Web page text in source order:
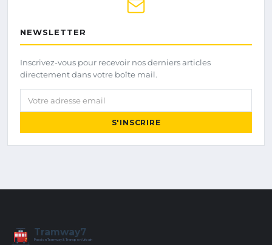
NEWSLETTER
Inscrivez-vous pour recevoir nos derniers articles
directement dans votre boîte mail.
Votre adresse email
S'INSCRIRE
7
Tramway7
Passion Tramway & Transport Urbain